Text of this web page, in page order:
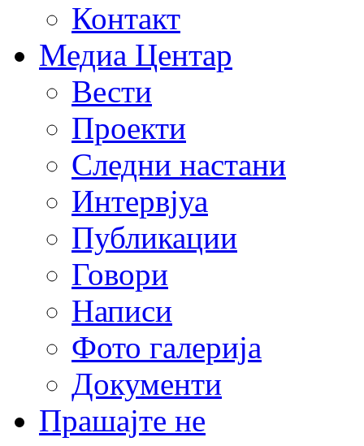
Контакт
Медиа Центар
Вести
Проекти
Следни настани
Интервјуа
Публикации
Говори
Написи
Фото галерија
Документи
Прашајте не